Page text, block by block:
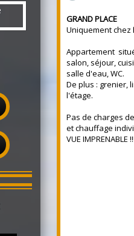
GRAND PLACE
Uniquement chez
Appartement
salon, séjour,
salle d'eau, WC.
De plus : grenier,
l'étage.
Pas de charges
et chauffage
VUE IMPRENABLE